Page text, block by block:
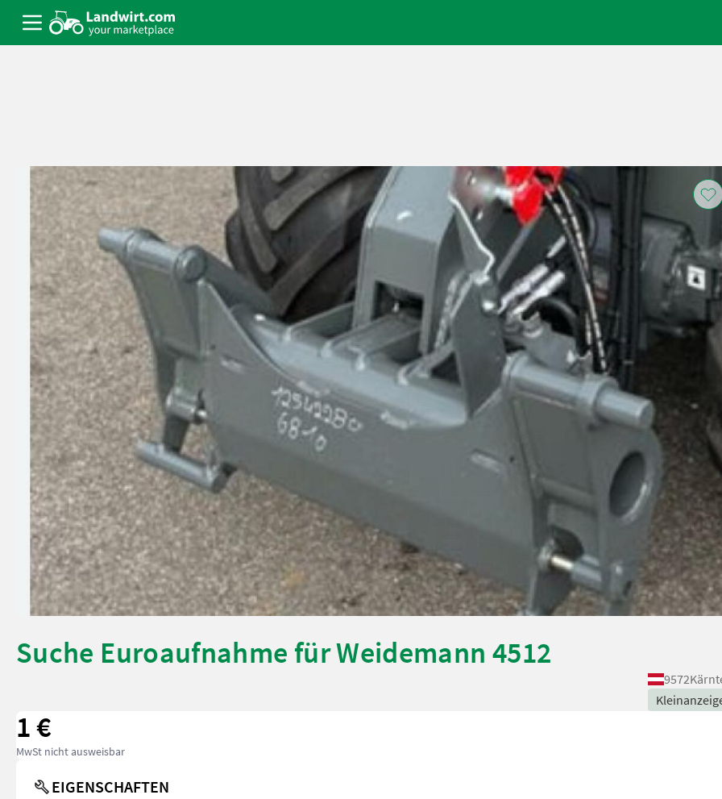
Suche Euroaufnahme für Weidemann 4512
9572
1 €
MwSt nicht ausweisbar
EIGENSCHAFTEN